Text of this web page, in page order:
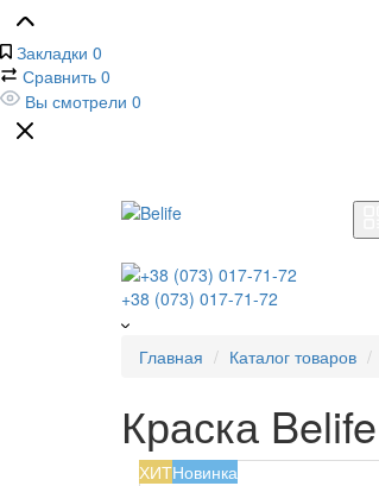
Закладки 0
Сравнить 0
Вы смотрели 0
+38 (073) 017-71-72
Главная Каталог товаров
Краска
ХИТНовинка